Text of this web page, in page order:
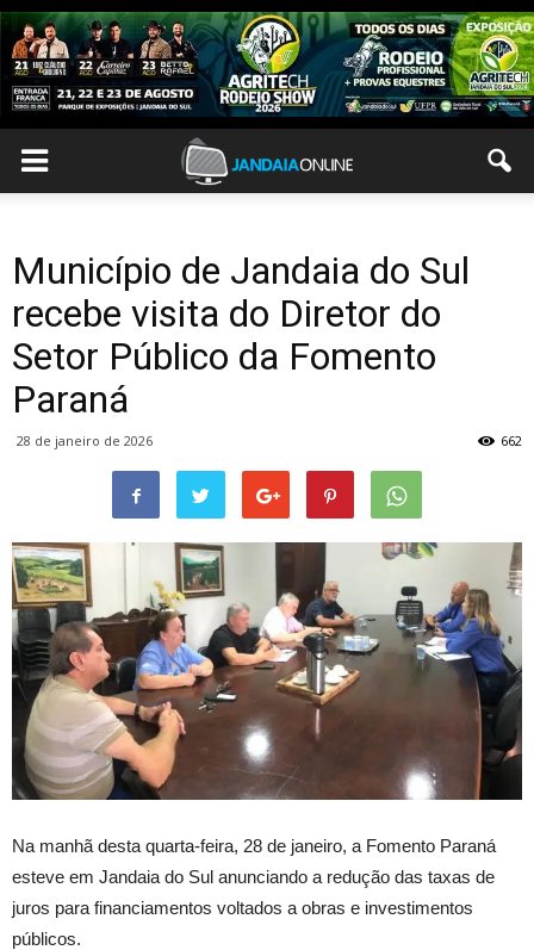
Município de Jandaia do Sul
recebe visita do Diretor do
Setor Público da Fomento
Paraná
28 de janeiro de 2026 662
Na manhã desta quarta-feira, 28 de janeiro, a Fomento Paraná
esteve em Jandaia do Sul anunciando a redução das taxas de
juros para financiamentos voltados a obras e investimentos
públicos.